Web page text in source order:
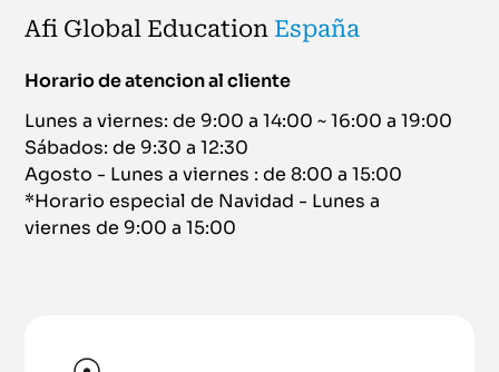
Afi Global Education España
Horario de atencion al cliente
Lunes a viernes: de 9:00 a 14:00 ~ 16:00 a 19:00
Sábados: de 9:30 a 12:30
Agosto - Lunes a viernes : de 8:00 a 15:00
*Horario especial de Navidad - Lunes a
viernes de 9:00 a 15:00